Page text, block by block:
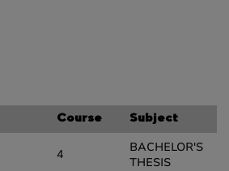
Course Subject
4
BACHELOR'S
THESIS